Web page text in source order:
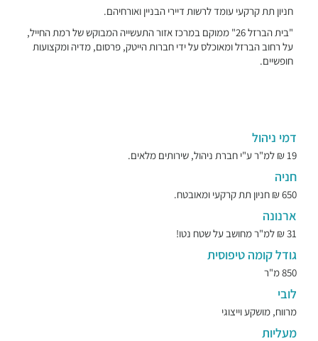
חניון תת קרקעי עומד לרשות דיירי הבניין ואורחיהם.
"בית הברזל 26" ממוקם במרכז אזור התעשייה המבוקש של רמת החייל,
על רחוב הברזל ומאוכלס על ידי חברות הייטק, פרסום, מדיה ומקצועות
חופשיים.
דמי ניהול
19 ₪ למ"ר ע"י חברת ניהול, שירותים מלאים.
חניה
650 ₪ חניון תת קרקעי ומאובטח.
ארנונה
31 ₪ למ"ר מחושב על שטח נטו!
גודל קומה טיפוסית
850 מ"ר
לובי
מרווח, מושקע וייצוגי
מעליות